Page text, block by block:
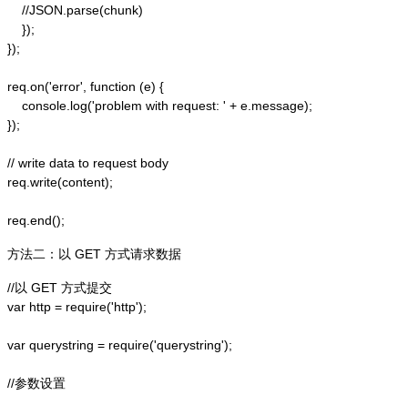
    //JSON.parse(chunk)
    });
});
req.on('error', function (e) {
    console.log('problem with request: ' + e.message);
});
// write data to request body
req.write(content);
方法二：以 GET 方式请求数据
//以 GET 方式提交
var http = require('http');
var querystring = require('querystring');
//参数设置